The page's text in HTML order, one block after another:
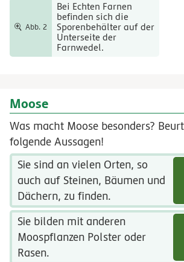
Abb. 2
Bei Echten Farnen
befinden sich die
Sporenbehälter auf der
Unterseite der
Farnwedel.
Moose
Was macht Moose besonders?
folgende Aussagen!
Sie sind an vielen Orten, so
auch auf Steinen, Bäumen und
Dächern, zu finden.
Sie bilden mit anderen
Moospflanzen Polster oder
Rasen.